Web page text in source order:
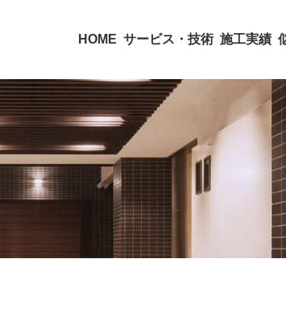
HOME サービス・技術 施工実績